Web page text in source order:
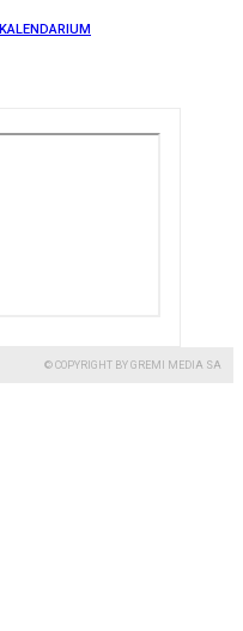
KALENDARIUM
© COPYRIGHT BY GREMI MEDIA SA